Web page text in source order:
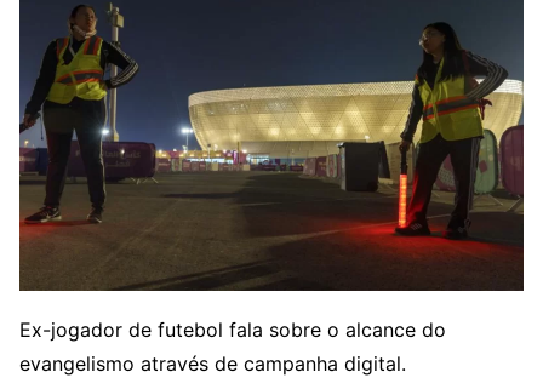
Ex-jogador de futebol fala sobre o alcance do
evangelismo através de campanha digital.